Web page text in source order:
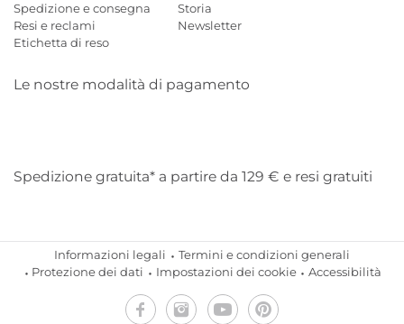
Spedizione e consegna
Resi e reclami
Etichetta di reso
Storia
Newsletter
Le nostre modalità di pagamento
Spedizione gratuita* a partire da 129 € e resi gratuiti
Informazioni legali
Termini e condizioni generali
Protezione dei dati
Impostazioni dei cookie Accessibilità